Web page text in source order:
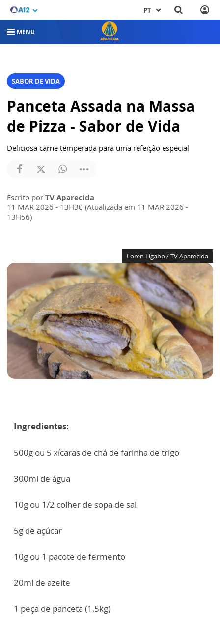
PT
MENU
SABOR DE VIDA
Panceta Assada na Massa
de Pizza - Sabor de Vida
Deliciosa carne temperada para uma refeição especial
Escrito por TV Aparecida
11 MAR 2026 - 13H30 (Atualizada em 11 MAR 2026 -
13H56)
Loren Ligabo / TV Aparecida
Ingredientes:
500g ou 5 xícaras de chá de farinha de trigo
300ml de água
10g ou 1/2 colher de sopa de sal
5g de açúcar
10g ou 1 pacote de fermento
20ml de azeite
1 peça de panceta (1,5kg)